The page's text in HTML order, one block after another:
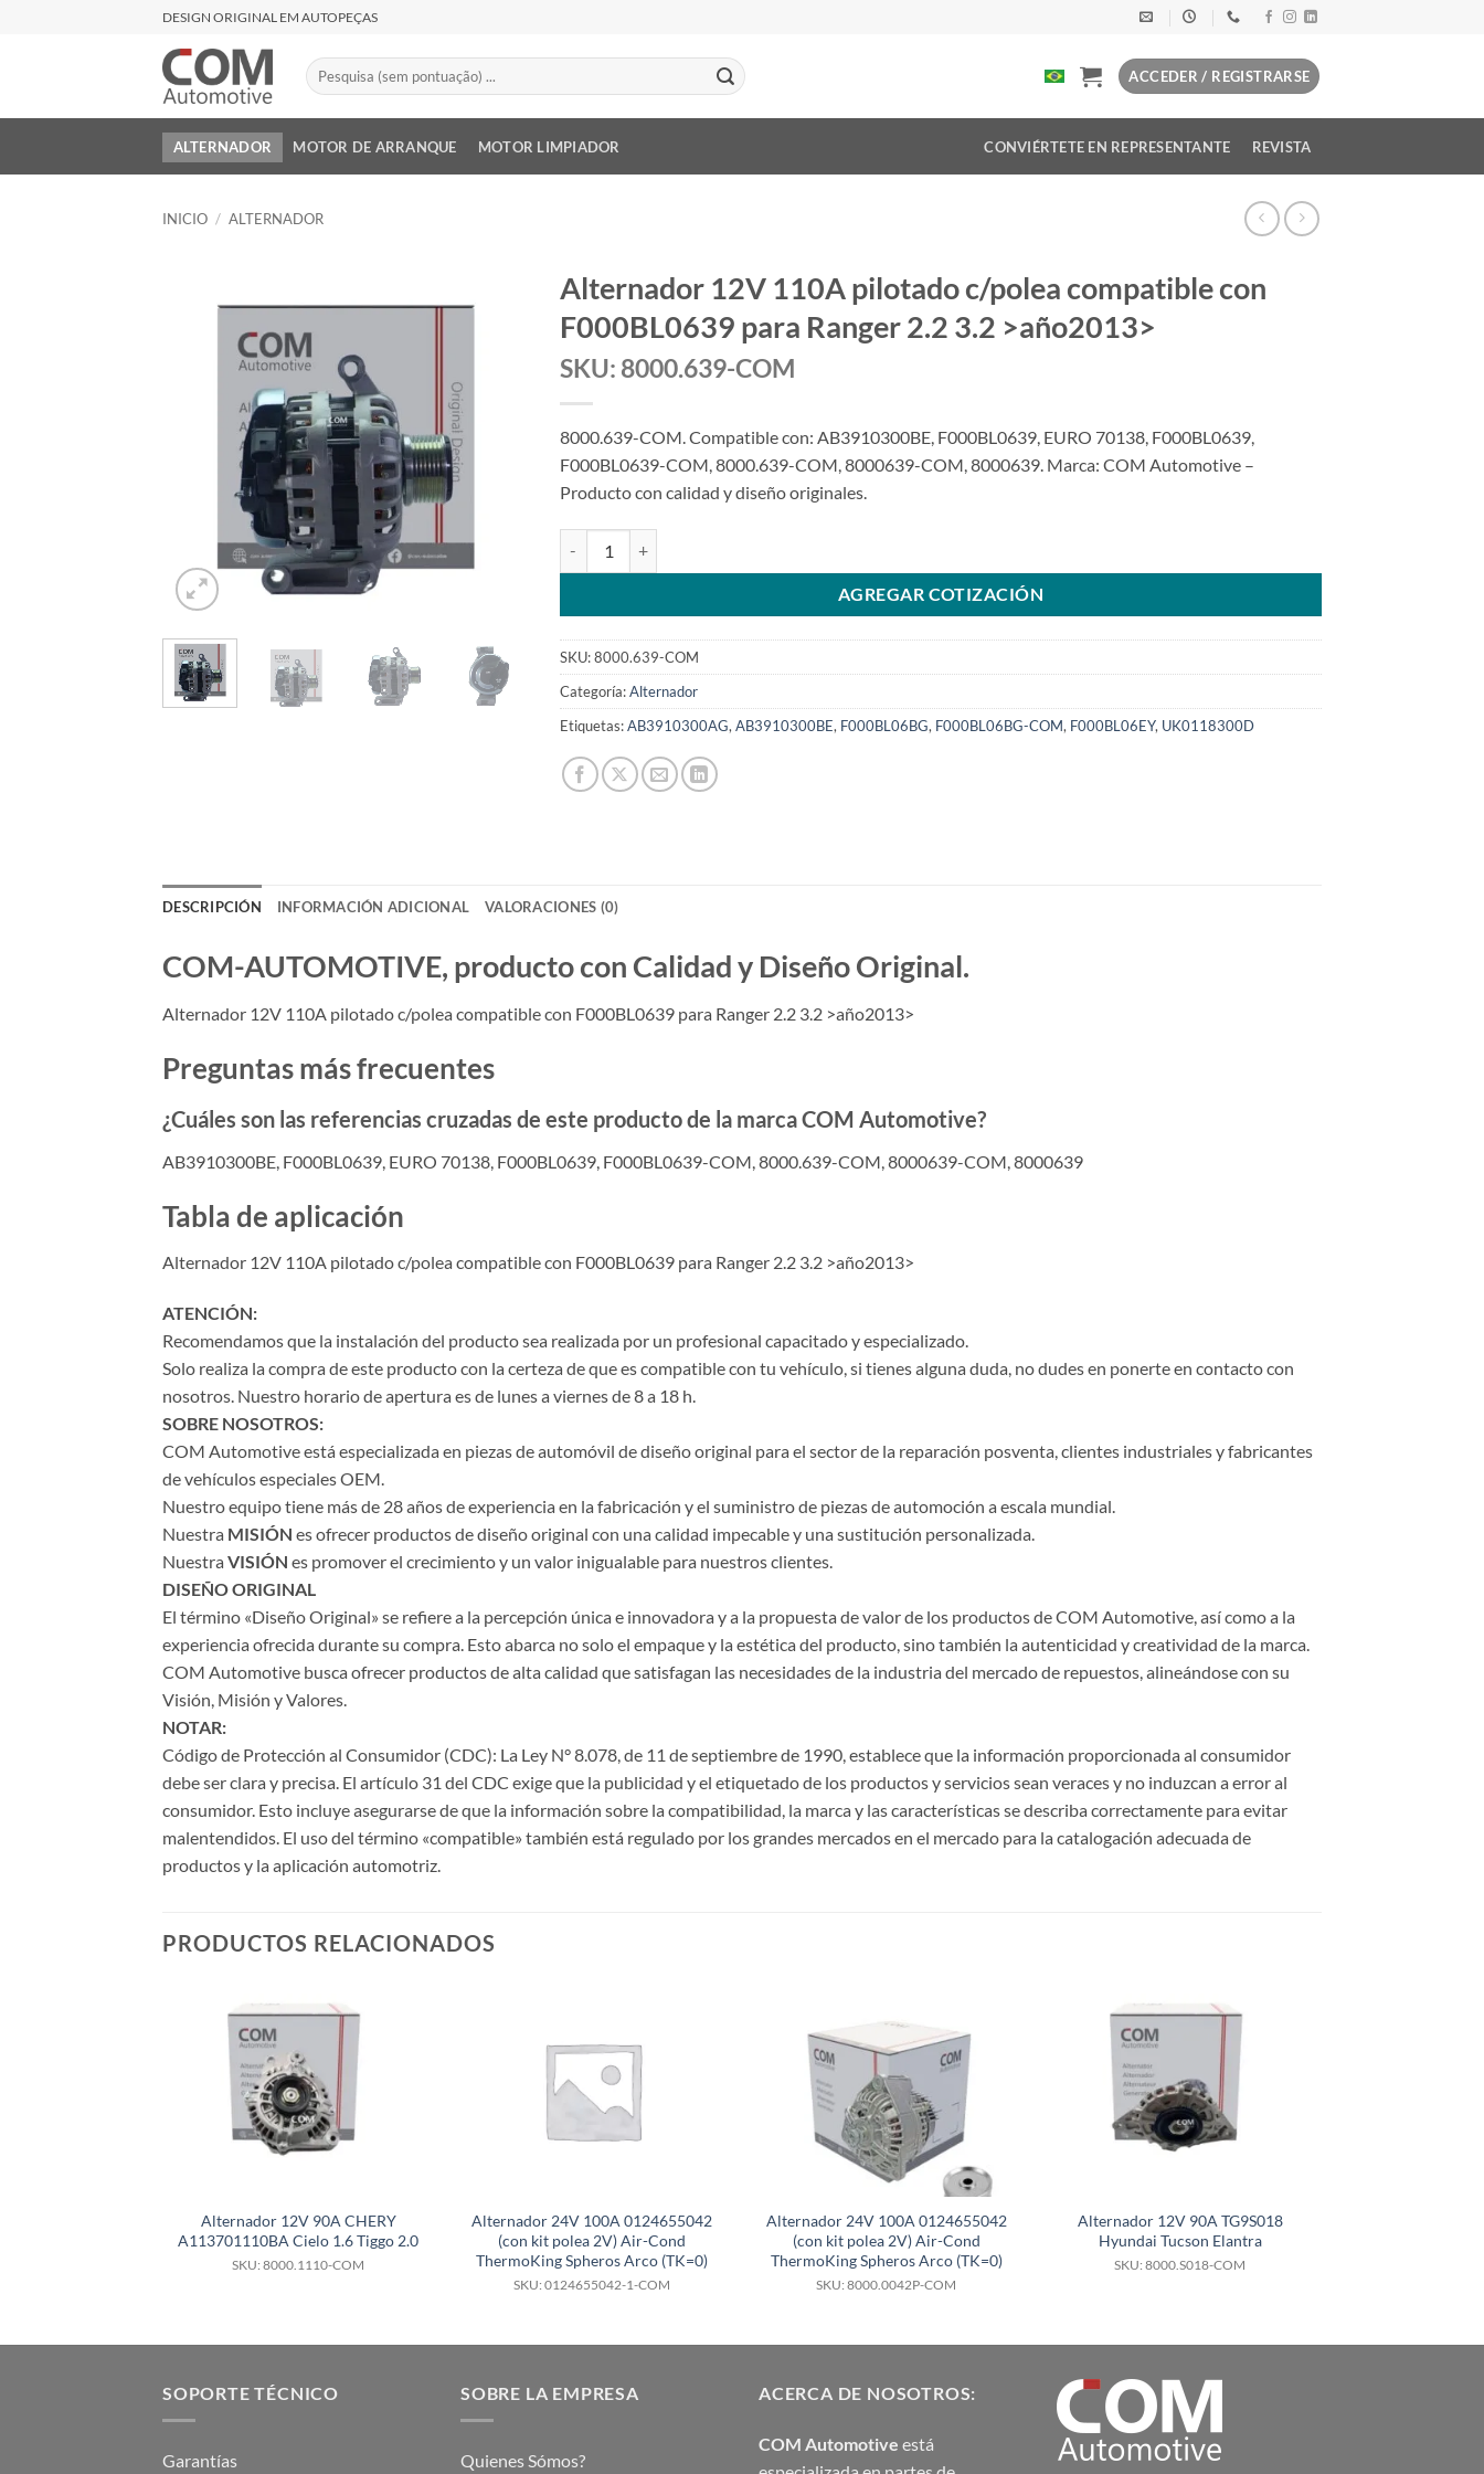
DESIGN ORIGINAL EM AUTOPEÇAS
Buscar
por:
ACCEDER / REGISTRARSE
ALTERNADOR MOTOR DE ARRANQUE MOTOR LIMPIADOR CONVIÉRTETE EN REPRESENTANTE REVISTA
INICIO / ALTERNADOR
Alternador 12V 110A pilotado c/polea compatible con
F000BL0639 para Ranger 2.2 3.2 >año2013>
SKU: 8000.639-COM
8000.639-COM. Compatible con: AB3910300BE, F000BL0639, EURO 70138, F000BL0639,
F000BL0639-COM, 8000.639-COM, 8000639-COM, 8000639. Marca: COM Automotive –
Producto con calidad y diseño originales.
AGREGAR COTIZACIÓN
SKU:8000.639-COM
Categoría:Alternador
Etiquetas:AB3910300AG, AB3910300BE, F000BL06BG, F000BL06BG-COM, F000BL06EY, UK0118300D
DESCRIPCIÓN INFORMACIÓN ADICIONAL VALORACIONES (0)
COM-AUTOMOTIVE, producto con Calidad y Diseño Original.
Alternador 12V 110A pilotado c/polea compatible con F000BL0639 para Ranger 2.2 3.2 >año2013>
Preguntas más frecuentes
¿Cuáles son las referencias cruzadas de este producto de la marca COM Automotive?
AB3910300BE, F000BL0639, EURO 70138, F000BL0639, F000BL0639-COM, 8000.639-COM, 8000639-COM, 8000639
Tabla de aplicación
Alternador 12V 110A pilotado c/polea compatible con F000BL0639 para Ranger 2.2 3.2 >año2013>
ATENCIÓN:
Recomendamos que la instalación del producto sea realizada por un profesional capacitado y especializado.
Solo realiza la compra de este producto con la certeza de que es compatible con tu vehículo, si tienes alguna duda, no dudes en ponerte en contacto con
nosotros. Nuestro horario de apertura es de lunes a viernes de 8 a 18 h.
SOBRE NOSOTROS:
COM Automotive está especializada en piezas de automóvil de diseño original para el sector de la reparación posventa, clientes industriales y fabricantes
de vehículos especiales OEM.
Nuestro equipo tiene más de 28 años de experiencia en la fabricación y el suministro de piezas de automoción a escala mundial.
Nuestra MISIÓN es ofrecer productos de diseño original con una calidad impecable y una sustitución personalizada.
Nuestra VISIÓN es promover el crecimiento y un valor inigualable para nuestros clientes.
DISEÑO ORIGINAL
El término «Diseño Original» se refiere a la percepción única e innovadora y a la propuesta de valor de los productos de COM Automotive, así como a la
experiencia ofrecida durante su compra. Esto abarca no solo el empaque y la estética del producto, sino también la autenticidad y creatividad de la marca.
COM Automotive busca ofrecer productos de alta calidad que satisfagan las necesidades de la industria del mercado de repuestos, alineándose con su
Visión, Misión y Valores.
NOTAR:
Código de Protección al Consumidor (CDC): La Ley N° 8.078, de 11 de septiembre de 1990, establece que la información proporcionada al consumidor
debe ser clara y precisa. El artículo 31 del CDC exige que la publicidad y el etiquetado de los productos y servicios sean veraces y no induzcan a error al
consumidor. Esto incluye asegurarse de que la información sobre la compatibilidad, la marca y las características se describa correctamente para evitar
malentendidos. El uso del término «compatible» también está regulado por los grandes mercados en el mercado para la catalogación adecuada de
productos y la aplicación automotriz.
PRODUCTOS RELACIONADOS
Alternador 12V 90A CHERY
A113701110BA Cielo 1.6 Tiggo 2.0
SKU: 8000.1110-COM
Alternador 24V 100A 0124655042
(con kit polea 2V) Air-Cond
ThermoKing Spheros Arco (TK=0)
SKU: 0124655042-1-COM
Alternador 24V 100A 0124655042
(con kit polea 2V) Air-Cond
ThermoKing Spheros Arco (TK=0)
SKU: 8000.0042P-COM
Alternador 12V 90A TG9S018
Hyundai Tucson Elantra
SKU: 8000.S018-COM
SOPORTE TÉCNICO
Garantías
SOBRE LA EMPRESA
Quienes Sómos?
ACERCA DE NOSOTROS:
COM Automotive está